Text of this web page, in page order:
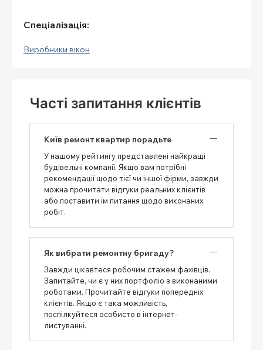
Спеціалізація:
Виробники вікон
Часті запитання клієнтів
Київ ремонт квартир порадьте
У нашому рейтингу представлені найкращі
будівельні компанії. Якщо вам потрібні
рекомендації щодо тієї чи іншої фірми, завжди
можна прочитати відгуки реальних клієнтів
або поставити їм питання щодо виконаних
робіт.
Як вибрати ремонтну бригаду?
Завжди цікавтеся робочим стажем фахівців.
Запитайте, чи є у них портфоліо з виконаними
роботами. Прочитайте відгуки попередніх
клієнтів. Якщо є така можливість,
поспілкуйтеся особисто в інтернет-
листуванні.